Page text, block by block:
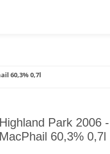
60,3% 0,7l
Highland Park 2006
MacPhail 60,3% 0,7l